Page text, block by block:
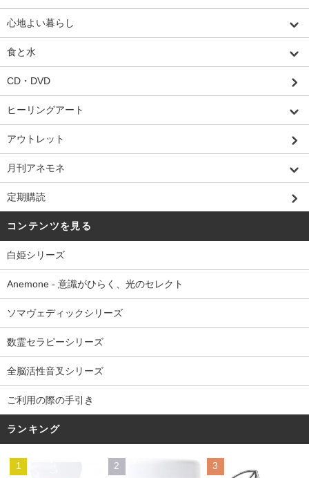
心地よい暮らし
食と水
CD・DVD
ヒーリングアート
アウトレット
月刊アネモネ
定期購読
コンテンツを見る
白姫シリーズ
Anemone - 意識がひらく、光のセレクト
ソマヴェディックシリーズ
数霊セラピーシリーズ
全脳活性音叉シリーズ
ご利用の際の手引き
ランキング
1 2 3